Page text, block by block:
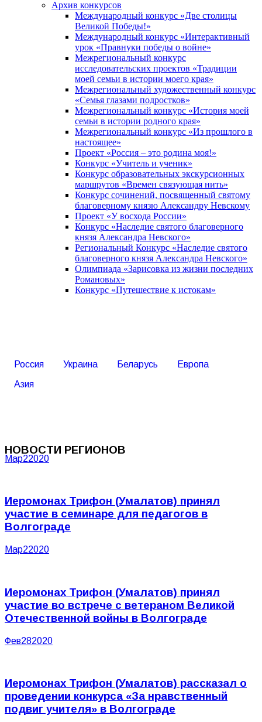
Архив конкурсов
Международный конкурс «Две столицы
Великой Победы!»
Международный конкурс «Интерактивный
урок «Правнуки победы о войне»
Межрегиональный конкурс
исследовательских проектов «Традиции
моей семьи в истории моего края»
Межрегиональный художественный конкурс
«Семья глазами подростков»
Межрегиональный конкурс «История моей
семьи в истории родного края»
Межрегиональный конкурс «Из прошлого в
настоящее»
Проект «Россия – это родина моя!»
Конкурс «Учитель и ученик»
Конкурс образовательных экскурсионных
маршрутов «Времен связующая нить»
Конкурс сочинений, посвященный святому
благоверному князю Александру Невскому
Проект «У восхода России»
Конкурс «Наследие святого благоверного
князя Александра Невского»
Региональный Конкурс «Наследие святого
благоверного князя Александра Невского»
Олимпиада «Зарисовка из жизни последних
Романовых»
Конкурс «Путешествие к истокам»
Россия Украина Беларусь
Европа
Азия
НОВОСТИ РЕГИОНОВ
Мар22020
Иеромонах Трифон (Умалатов) принял
участие в семинаре для педагогов в
Волгограде
Мар22020
Иеромонах Трифон (Умалатов) принял
участие во встрече с ветераном Великой
Отечественной войны в Волгограде
Фев282020
Иеромонах Трифон (Умалатов) рассказал о
проведении конкурса «За нравственный
подвиг учителя» в Волгограде